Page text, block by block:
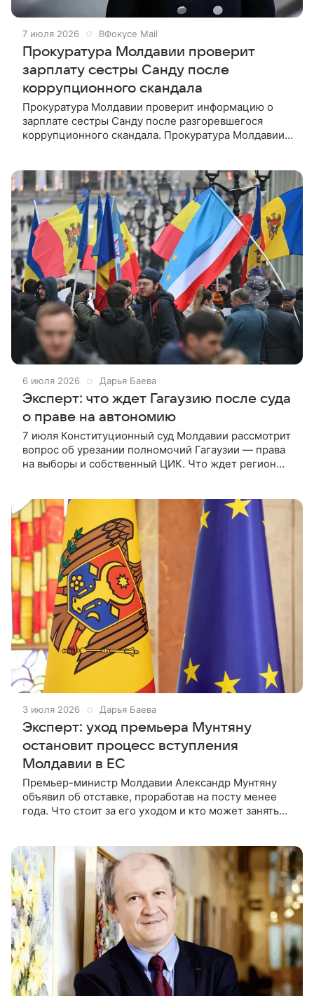
7 июля 2026 ВФокусе Mail
Прокуратура Молдавии проверит
зарплату сестры Санду после
коррупционного скандала
Прокуратура Молдавии проверит информацию о
зарплате сестры Санду после разгоревшегося
коррупционного скандала. Прокуратура Молдавии
6 июля 2026 Дарья Баева
Эксперт: что ждет Гагаузию после суда
о праве на автономию
7 июля Конституционный суд Молдавии рассмотрит
вопрос об урезании полномочий Гагаузии — права
на выборы и собственный ЦИК. Что ждет регион
3 июля 2026 Дарья Баева
Эксперт: уход премьера Мунтяну
остановит процесс вступления
Молдавии в ЕС
Премьер-министр Молдавии Александр Мунтяну
объявил об отставке, проработав на посту менее
года. Что стоит за его уходом и кто может занять